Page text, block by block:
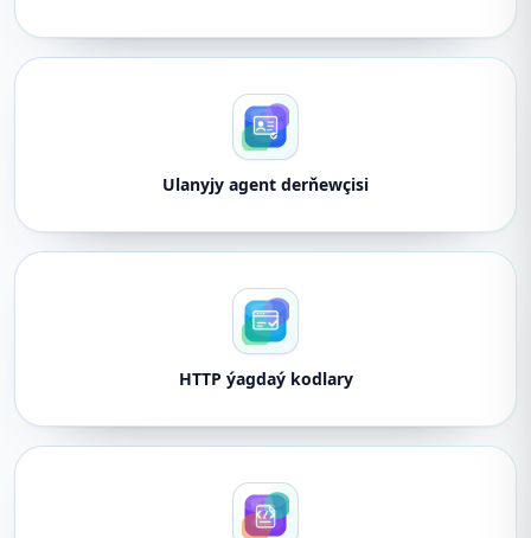
Ulanyjy agent derňewçisi
HTTP ýagdaý kodlary